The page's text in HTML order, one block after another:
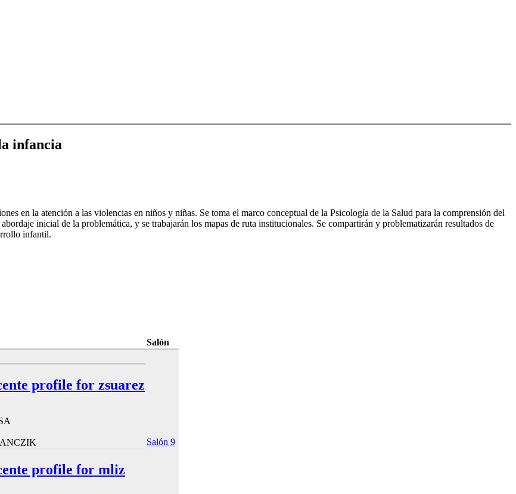
infancia
en la atención a las violencias en niños y niñas. Se toma el marco conceptual de la Psicología de la Salud para la comprensión del
inicial de la problemática, y se trabajarán los mapas de ruta institucionales. Se compartirán y problematizarán resultados de
infantil.
Salón
profile for zsuarez
profile for mliz
Salón 9